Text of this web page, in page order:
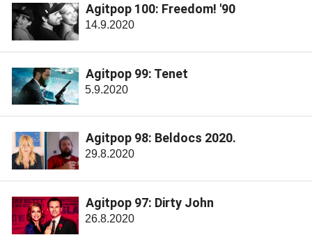
Agitpop 100: Freedom! '90
14.9.2020
Agitpop 99: Tenet
5.9.2020
Agitpop 98: Beldocs 2020.
29.8.2020
Agitpop 97: Dirty John
26.8.2020